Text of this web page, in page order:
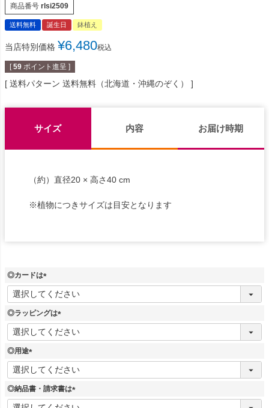
商品番号 rlsi2509
送料無料 誕生日 鉢植え
当店特別価格 ¥6,480税込
[ 59 ポイント進呈 ]
送料パターン 送料無料（北海道・沖縄のぞく）
サイズ 内容 お届け時期
（約）直径20 × 高さ40 cm
※植物につきサイズは目安となります
◎カードは
(
必
須
◎ラッピングは
(
必
◎用途
(
必
須
◎納品書・請求書は
(